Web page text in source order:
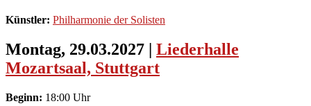
Künstler: Philharmonie der Solisten
Montag, 29.03.2027 | Liederhalle
Mozartsaal, Stuttgart
Beginn: 18:00 Uhr